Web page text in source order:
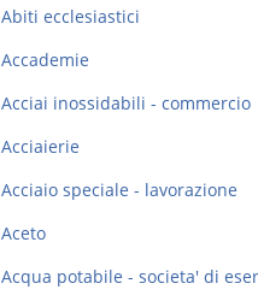
Abiti ecclesiastici
Accademie
Acciai inossidabili - commercio
Acciaierie
Acciaio speciale - lavorazione
Aceto
Acqua potabile - societa' di